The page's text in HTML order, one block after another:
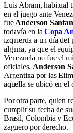
Luis Abram, habitual
en el juego ante
fue Anderson
todavía en la Copa
izquierda a un día del
alguna, ya que el
Venezuela no fue el
oficiales. Anderson
Argentina por las
aquella se ubicó en el
Por otra parte, quien
cumplir su fecha de
Brasil, Colombia y
zaguero por derecho.